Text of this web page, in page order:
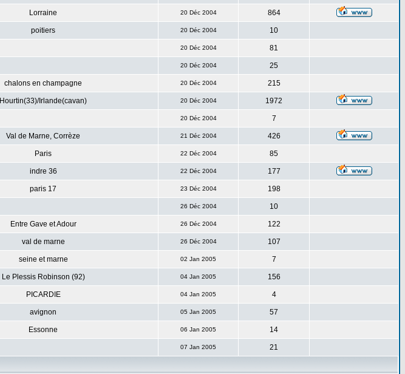
Lorraine 20 Déc 2004 864
poitiers 20 Déc 2004 10
20 Déc 2004 81
20 Déc 2004 25
chalons en champagne 20 Déc 2004 215
Hourtin(33)/Irlande(cavan) 20 Déc 2004 1972
20 Déc 2004 7
Val de Marne, Corrèze 21 Déc 2004 426
Paris 22 Déc 2004 85
indre 36 22 Déc 2004 177
paris 17 23 Déc 2004 198
26 Déc 2004 10
Entre Gave et Adour 26 Déc 2004 122
val de marne 26 Déc 2004 107
seine et marne 02 Jan 2005 7
Le Plessis Robinson (92) 04 Jan 2005 156
PICARDIE 04 Jan 2005 4
avignon 05 Jan 2005 57
Essonne 06 Jan 2005 14
07 Jan 2005 21